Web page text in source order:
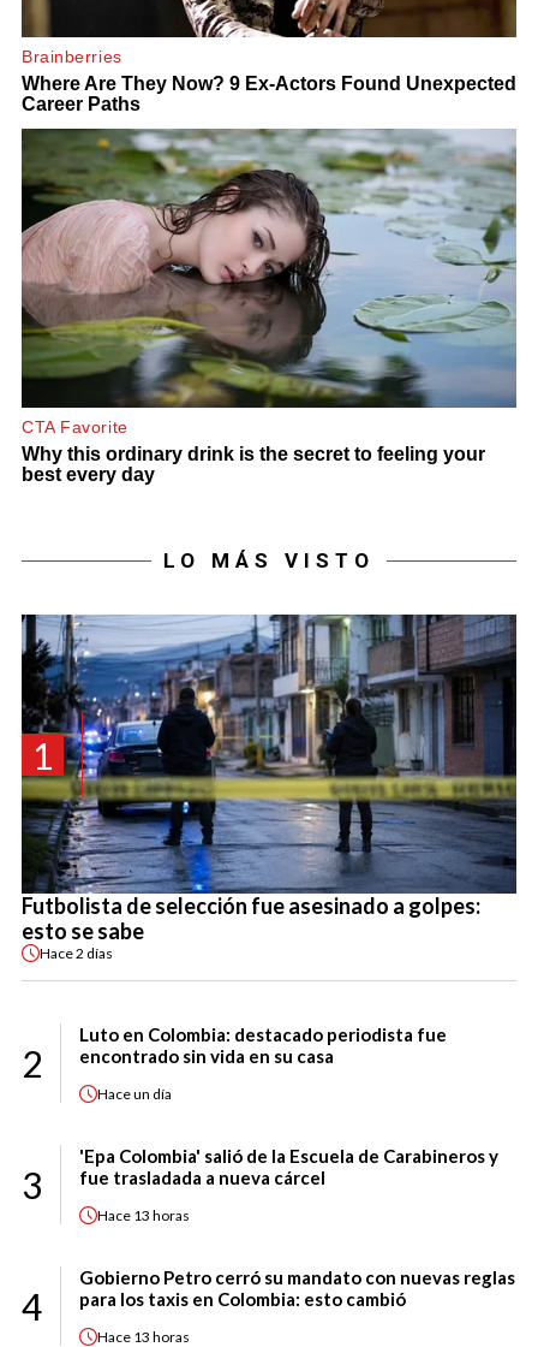
LO MÁS VISTO
1
Futbolista de selección fue asesinado a golpes:
esto se sabe
Hace2 días
2
Luto en Colombia: destacado periodista fue
encontrado sin vida en su casa
Haceun día
3
'Epa Colombia' salió de la Escuela de Carabineros y
fue trasladada a nueva cárcel
Hace 13 horas
4
Gobierno Petro cerró su mandato con nuevas reglas
para los taxis en Colombia: esto cambió
Hace 13 horas